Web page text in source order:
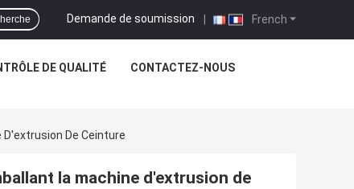
French
Demande de soumission |
DE QUALITÉ CONTACTEZ-NOUS
De Ceinture
la machine d'extrusion de